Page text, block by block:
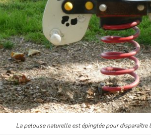
La pelouse naturelle est épinglée pour disparaître